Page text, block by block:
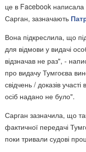
це в Facebook
Сарган, зазначають
Вона підкреслила, що
для відмови у видачі
відзначав не раз", -
про видачу Тумгоєва
свідчень / доказів
осіб надано не було".
Сарган зазначила, що
фактичної передачі
поки тривали судові